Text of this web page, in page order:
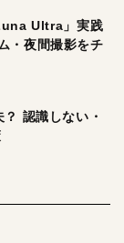
Ultra」実践
・夜間撮影をチ
認識しない・